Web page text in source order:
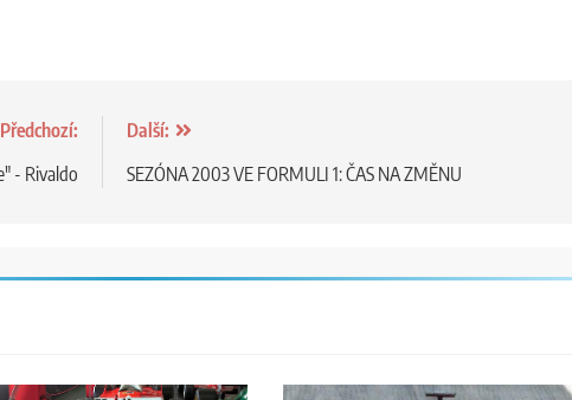
Předchozí:
- Rivaldo
Další:
SEZÓNA 2003 VE FORMULI 1: ČAS NA ZMĚNU